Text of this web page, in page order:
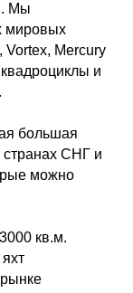
Мы
мировых
Vortex, Mercury
и
большая
странах СНГ и
можно
кв.м.